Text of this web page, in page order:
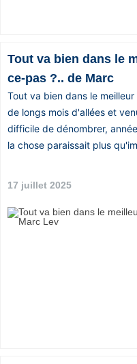
Tout va bien dans le
ce-pas ?.. de Marc
Tout va bien dans le
de longs mois d'allées et
difficile de dénombrer,
la chose paraissait plus
17 juillet 2025